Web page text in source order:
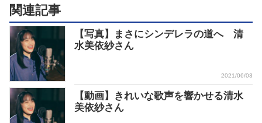
関連記事
【写真】まさにシンデレラの道へ 清
水美依紗さん
2021/06/03
【動画】きれいな歌声を響かせる清水
美依紗さん